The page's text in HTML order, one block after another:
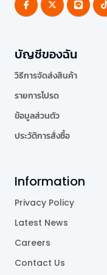
บัญชีของฉัน
วิธีการจัดส่งสินค้า
รายการโปรด
ข้อมูลส่วนตัว
ประวัติการสั่งซื้อ
Information
Privacy Policy
Latest News
Careers
Contact Us